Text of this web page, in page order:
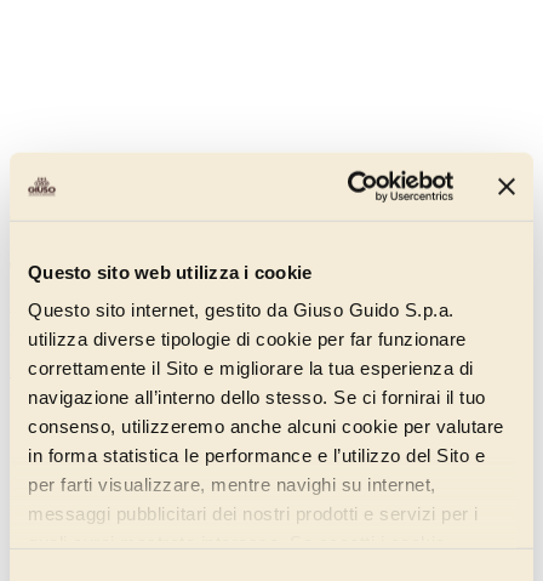
Questo sito web utilizza i cookie
Questo sito internet, gestito da Giuso Guido S.p.a.
utilizza diverse tipologie di cookie per far funzionare
correttamente il Sito e migliorare la tua esperienza di
navigazione all’interno dello stesso. Se ci fornirai il tuo
consenso, utilizzeremo anche alcuni cookie per valutare
in forma statistica le performance e l’utilizzo del Sito e
per farti visualizzare, mentre navighi su internet,
messaggi pubblicitari dei nostri prodotti e servizi per i
011DE120
A coffee-flavoured crumble that offers toasted and slightly bitter
notes.
Discover more